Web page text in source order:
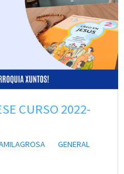
CURSO 2022-
GENERAL